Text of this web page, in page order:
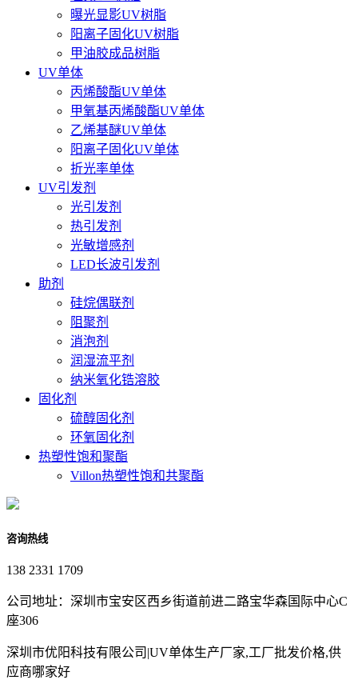
曝光显影UV树脂
阳离子固化UV树脂
甲油胶成品树脂
UV单体
丙烯酸酯UV单体
甲氧基丙烯酸酯UV单体
乙烯基醚UV单体
阳离子固化UV单体
折光率单体
UV引发剂
光引发剂
热引发剂
光敏增感剂
LED长波引发剂
助剂
硅烷偶联剂
阻聚剂
消泡剂
润湿流平剂
纳米氧化锆溶胶
固化剂
硫醇固化剂
环氧固化剂
热塑性饱和聚酯
Villon热塑性饱和共聚酯
咨询热线
138 2331 1709
公司地址：深圳市宝安区西乡街道前进二路宝华森国际中心C
座306
深圳市优阳科技有限公司|UV单体生产厂家,工厂批发价格,供
应商哪家好